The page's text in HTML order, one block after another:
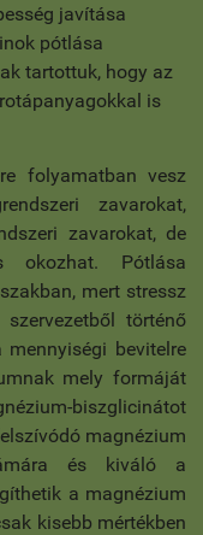
javítása
pótlása
tartottuk, hogy az
is
folyamatban vesz
zavarokat,
zavarokat, de
okozhat. Pótlása
mert stressz
történő
bevitelre
mely formáját
biszglicinátot
magnézium
és kiváló a
a magnézium
kisebb mértékben